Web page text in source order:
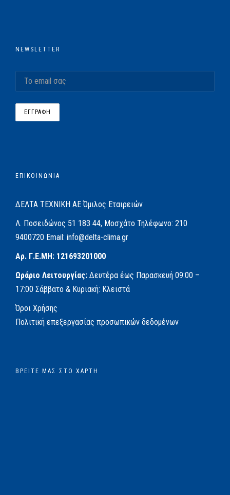
NEWSLETTER
ΕΠΙΚΟΙΝΩΝΙΑ
ΔΕΛΤΑ ΤΕΧΝΙΚΗ ΑΕΌμιλος Εταιρειών
Λ. Ποσειδώνος 51 183 44, Μοσχάτο Τηλέφωνο: 210
9400720 Email: info@delta-clima.gr
Αρ. Γ.Ε.ΜΗ: 121693201000
Ωράριο Λειτουργίας: Δευτέρα έως Παρασκευή 09:00 –
17:00 Σάββατο & Κυριακή: Κλειστά
Όροι Χρήσης
Πολιτική επεξεργασίας προσωπικών δεδομένων
ΒΡΕΊΤΕ ΜΑΣ ΣΤΟ ΧΆΡΤΗ